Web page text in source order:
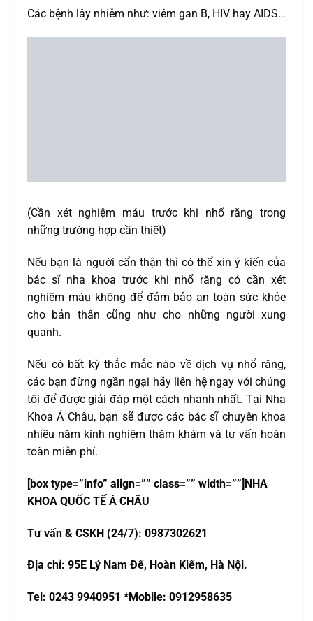
Các bệnh lây nhiễm như: viêm gan B, HIV hay AIDS…
(Cần xét nghiệm máu trước khi nhổ răng trong
những trường hợp cần thiết)
Nếu bạn là người cẩn thận thì có thể xin ý kiến của
bác sĩ nha khoa trước khi nhổ răng có cần xét
nghiệm máu không để đảm bảo an toàn sức khỏe
cho bản thân cũng như cho những người xung
quanh.
Nếu có bất kỳ thắc mắc nào về dịch vụ nhổ răng,
các bạn đừng ngần ngại hãy liên hệ ngay với chúng
tôi để được giải đáp một cách nhanh nhất. Tại Nha
Khoa Á Châu, bạn sẽ được các bác sĩ chuyên khoa
nhiều năm kinh nghiệm thăm khám và tư vấn hoàn
toàn miễn phí.
[box type=”info” align=”” class=”” width=””]NHA
KHOA QUỐC TẾ Á CHÂU
Tư vấn & CSKH (24/7): 0987302621
Địa chỉ: 95E Lý Nam Đế, Hoàn Kiếm, Hà Nội.
Tel: 0243 9940951 *Mobile: 0912958635